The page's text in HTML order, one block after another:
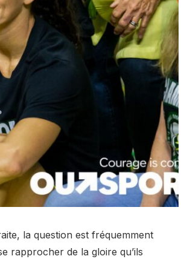
la question est fréquemment
rapprocher de la gloire qu’ils